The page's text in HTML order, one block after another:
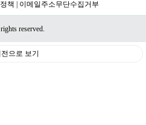
책 이메일주소무단수집거부
reserved.
으로 보기